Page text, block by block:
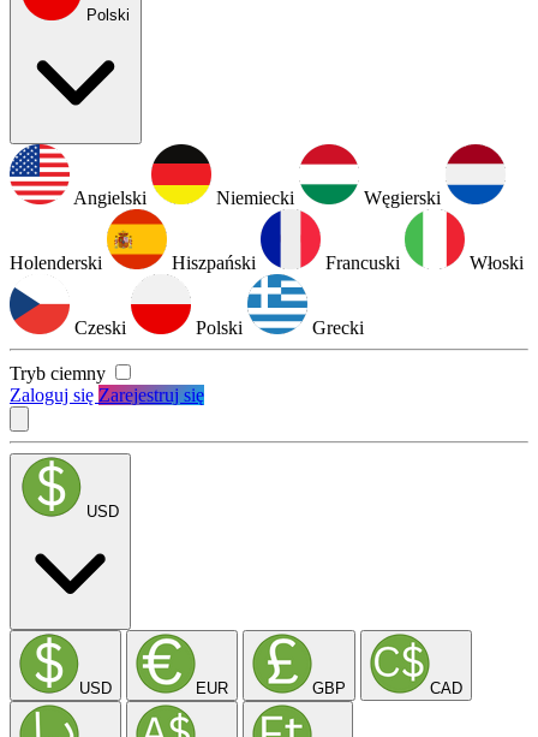
Polski
Angielski Niemiecki Węgierski
Holenderski Hiszpański Francuski Włoski
Czeski Polski Grecki
Tryb ciemny
Zaloguj się Zarejestruj się
USD
USD EUR GBP CAD